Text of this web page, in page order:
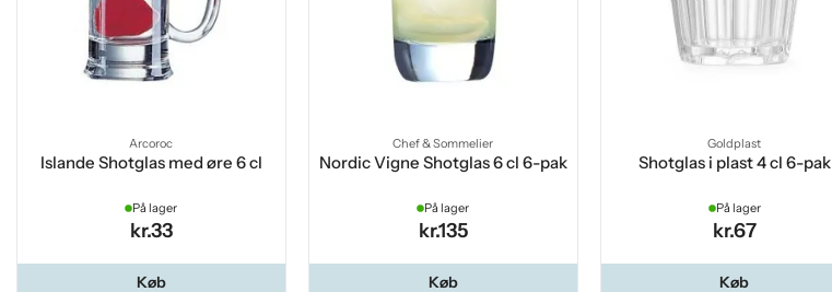
Arcoroc
Islande Shotglas med øre 6 cl
På lager
kr.33
Køb
Chef & Sommelier
Nordic Vigne Shotglas 6 cl 6-pak
På lager
kr.135
Køb
Goldplast
Shotglas i plast 4 cl 6-pak
På lager
kr.67
Køb